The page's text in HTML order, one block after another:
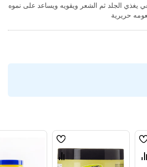
يغذي الجلد ثم الشعر ويقويه ويساعد على نموه
حريرية
قائمة
الامنيات
قارن
قائمة
الامنيات
قارن